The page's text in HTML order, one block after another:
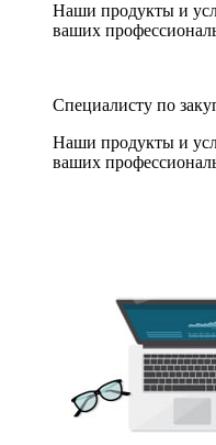
Наши продукты и
ваших
Специалисту по
Наши продукты и
ваших